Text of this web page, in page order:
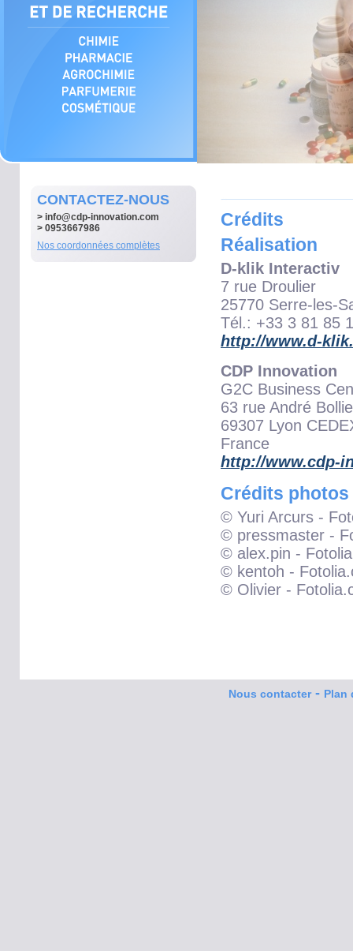
CONTACTEZ-NOUS
> info@cdp-innovation.com
> 0953667986
Nos coordonnées complètes
Crédits
Réalisation
D-klik Interactiv
7 rue Droulier
25770 Serre-les-
Tél.: +33 3 81 85
http://www.d-
CDP Innovation
G2C Business
63 rue André
69307 Lyon
France
http://www.cdp-
Crédits photos
© Yuri Arcurs -
© pressmaster -
© alex.pin -
© kentoh -
© Olivier -
Nous contacter- Plan